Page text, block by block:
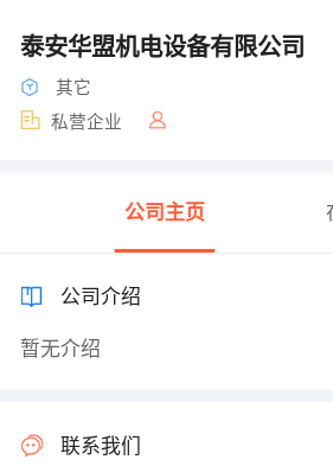
泰安华盟机电设备有限公司
其它
私营企业
公司主页
公司介绍
暂无介绍
联系我们